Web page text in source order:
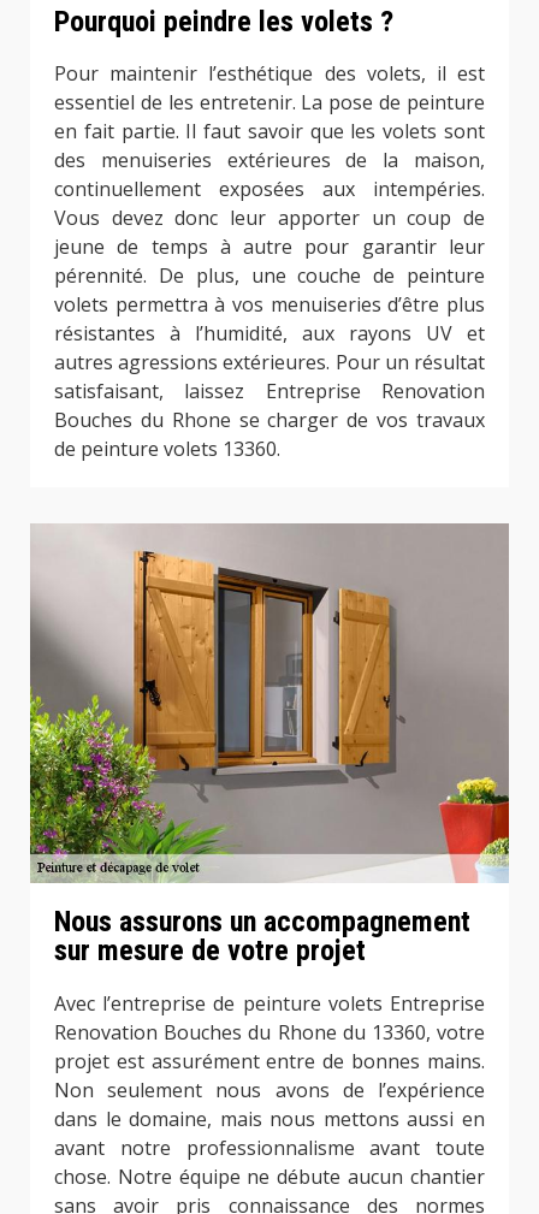
Pourquoi peindre les volets ?
Pour maintenir l’esthétique des volets, il est
essentiel de les entretenir. La pose de peinture
en fait partie. Il faut savoir que les volets sont
des menuiseries extérieures de la maison,
continuellement exposées aux intempéries.
Vous devez donc leur apporter un coup de
jeune de temps à autre pour garantir leur
pérennité. De plus, une couche de peinture
volets permettra à vos menuiseries d’être plus
résistantes à l’humidité, aux rayons UV et
autres agressions extérieures. Pour un résultat
satisfaisant, laissez Entreprise Renovation
Bouches du Rhone se charger de vos travaux
de peinture volets 13360.
Nous assurons un accompagnement
sur mesure de votre projet
Avec l’entreprise de peinture volets Entreprise
Renovation Bouches du Rhone du 13360, votre
projet est assurément entre de bonnes mains.
Non seulement nous avons de l’expérience
dans le domaine, mais nous mettons aussi en
avant notre professionnalisme avant toute
chose. Notre équipe ne débute aucun chantier
sans avoir pris connaissance des normes